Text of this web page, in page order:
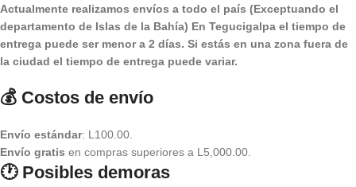
Actualmente realizamos envíos a todo el país (Exceptuando el
departamento de Islas de la Bahía) En Tegucigalpa el tiempo de
entrega puede ser menor a 2 días. Si estás en una zona fuera de
la ciudad el tiempo de entrega puede variar.
💰 Costos de envío
Envío estándar: L100.00.
Envío gratis en compras superiores a L5,000.00.
🕐 Posibles demoras